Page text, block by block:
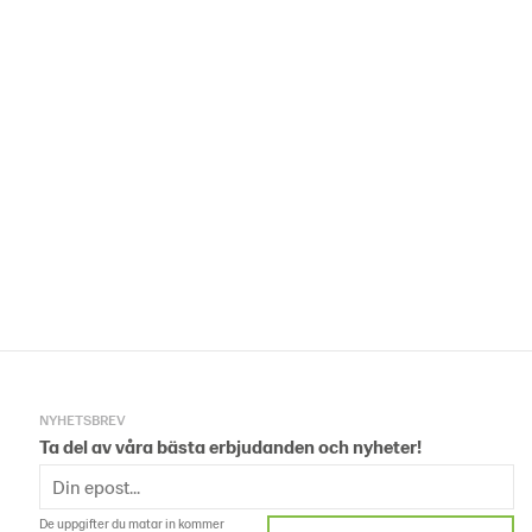
NYHETSBREV
Ta del av våra bästa erbjudanden och nyheter!
De uppgifter du matar in kommer